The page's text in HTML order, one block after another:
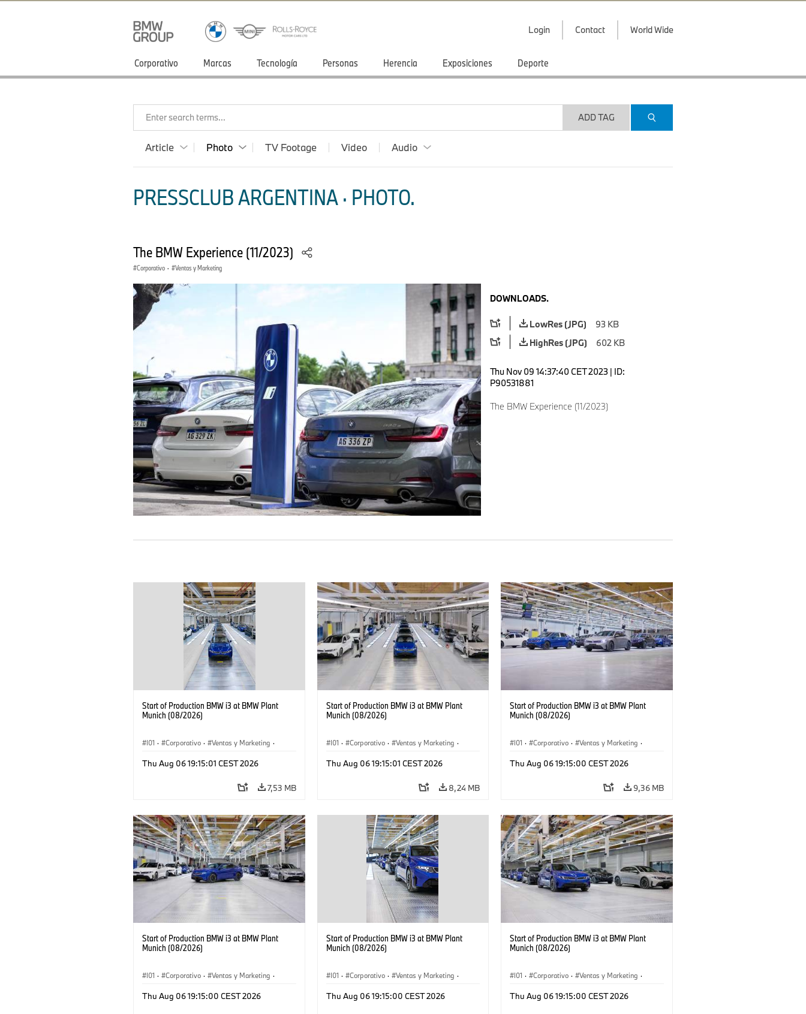
Login Contact World Wide
Corporativo Marcas Tecnología Personas Herencia Exposiciones Deporte
Enter search terms... ADD TAG
Article Photo TV Footage Video Audio
PRESSCLUB ARGENTINA · PHOTO.
The BMW Experience (11/2023)
Corporativo · Ventas y Marketing
DOWNLOADS.
LowRes (JPG)
93 KB
HighRes (JPG)
602 KB
Thu Nov 09 14:37:40 CET 2023 | ID:
P90531881
The BMW Experience (11/2023)
Start of Production BMW i3 at BMW Plant
Munich (08/2026)
I01 · Corporativo · Ventas y Marketing ·
Thu Aug 06 19:15:01 CEST 2026
7,53 MB
Start of Production BMW i3 at BMW Plant
Munich (08/2026)
I01 · Corporativo · Ventas y Marketing ·
Thu Aug 06 19:15:01 CEST 2026
8,24 MB
Start of Production BMW i3 at BMW Plant
Munich (08/2026)
I01 · Corporativo · Ventas y Marketing ·
Thu Aug 06 19:15:00 CEST 2026
9,36 MB
Start of Production BMW i3 at BMW Plant
Munich (08/2026)
I01 · Corporativo · Ventas y Marketing ·
Thu Aug 06 19:15:00 CEST 2026
Start of Production BMW i3 at BMW Plant
Munich (08/2026)
I01 · Corporativo · Ventas y Marketing ·
Thu Aug 06 19:15:00 CEST 2026
Start of Production BMW i3 at BMW Plant
Munich (08/2026)
I01 · Corporativo · Ventas y Marketing ·
Thu Aug 06 19:15:00 CEST 2026